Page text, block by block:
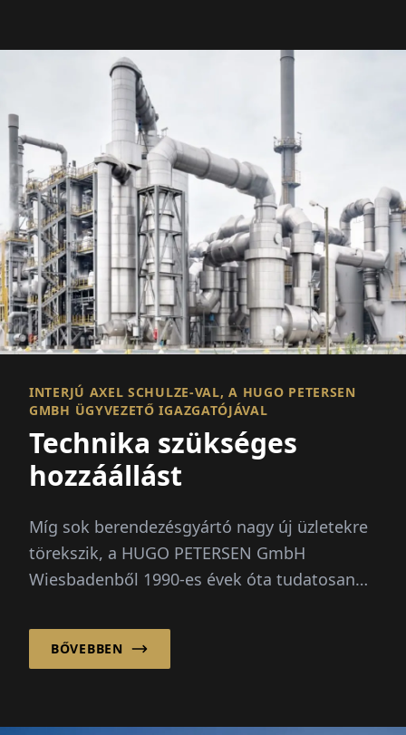
INTERJÚ AXEL SCHULZE-VAL, A HUGO PETERSEN
GMBH ÜGYVEZETŐ IGAZGATÓJÁVAL
Technika szükséges
hozzáállást
Míg sok berendezésgyártó nagy új üzletekre
törekszik, a HUGO PETERSEN GmbH
Wiesbadenből 1990-es évek óta tudatosan
összpontosít...
BŐVEBBEN